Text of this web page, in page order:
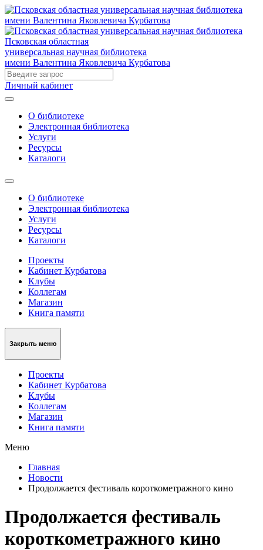
Псковская областная
универсальная научная библиотека
имени Валентина Яковлевича Курбатова
Личный кабинет
О библиотеке
Электронная библиотека
Услуги
Ресурсы
Каталоги
О библиотеке
Электронная библиотека
Услуги
Ресурсы
Каталоги
Проекты
Кабинет Курбатова
Клубы
Коллегам
Магазин
Книга памяти
Закрыть меню
Проекты
Кабинет Курбатова
Клубы
Коллегам
Магазин
Книга памяти
Меню
Главная
Новости
Продолжается фестиваль короткометражного кино
Продолжается фестиваль
короткометражного кино